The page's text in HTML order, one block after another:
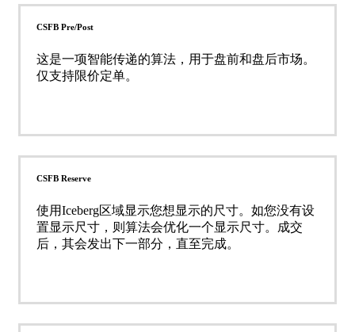
CSFB Pre/Post
这是一项智能传递的算法，用于盘前和盘后市场。
仅支持限价定单。
CSFB Reserve
使用Iceberg区域显示您想显示的尺寸。如您没有设
置显示尺寸，则算法会优化一个显示尺寸。成交
后，其会发出下一部分，直至完成。